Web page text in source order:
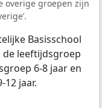
overige groepen zijn
Basisschool
de leeftijdsgroep
6-8 jaar en
jaar.